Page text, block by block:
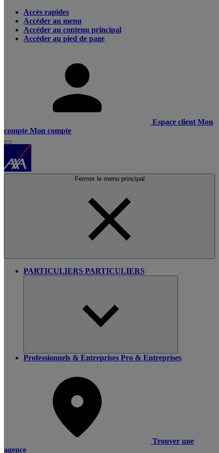
Accès rapides
Accéder au menu
Accéder au contenu principal
Accéder au pied de page
Espace client Mon
compte Mon compte
Fermer le menu principal
PARTICULIERS PARTICULIERS
Professionnels & Entreprises Pro & Entreprises
Trouver une
agence